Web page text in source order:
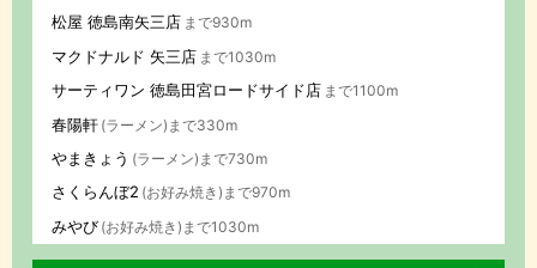
松屋 徳島南矢三店 まで930m
マクドナルド 矢三店 まで1030m
サーティワン 徳島田宮ロードサイド店 まで1100m
春陽軒 (ラーメン)まで330m
やまきょう (ラーメン)まで730m
さくらんぼ2 (お好み焼き)まで970m
みやび (お好み焼き)まで1030m